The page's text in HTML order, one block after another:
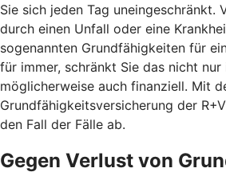
Sie sich jeden Tag uneingeschränkt.
durch einen Unfall oder eine
sogenannten Grundfähigkeiten für
für immer, schränkt Sie das nicht
möglicherweise auch finanziell. Mit
Grundfähigkeitsversicherung der
den Fall der Fälle ab.
Gegen Verlust von